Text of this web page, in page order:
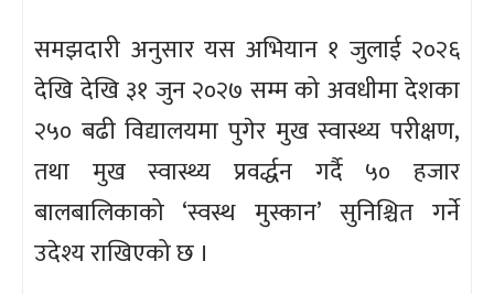
समझदारी अनुसार यस अभियान १ जुलाई २०२६
देखि देखि ३१ जुन २०२७ सम्म को अवधीमा देशका
२५० बढी विद्यालयमा पुगेर मुख स्वास्थ्य परीक्षण,
तथा मुख स्वास्थ्य प्रवर्द्धन गर्दै ५० हजार
बालबालिकाको ‘स्वस्थ मुस्कान’ सुनिश्चित गर्ने
उदेश्य राखिएको छ ।